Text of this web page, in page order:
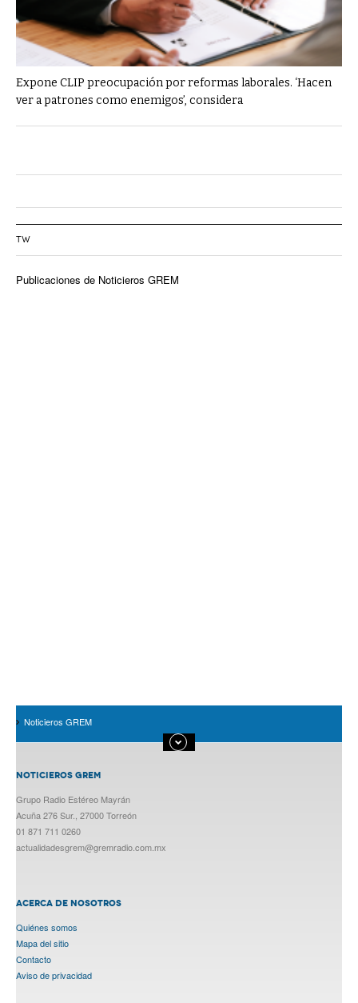
Expone CLIP preocupación por reformas laborales. ‘Hacen
ver a patrones como enemigos’, considera
TW
Publicaciones de Noticieros GREM
Noticieros GREM
NOTICIEROS GREM
Grupo Radio Estéreo Mayrán
Acuña 276 Sur., 27000 Torreón
01 871 711 0260
actualidadesgrem@gremradio.com.mx
ACERCA DE NOSOTROS
Quiénes somos
Mapa del sitio
Contacto
Aviso de privacidad